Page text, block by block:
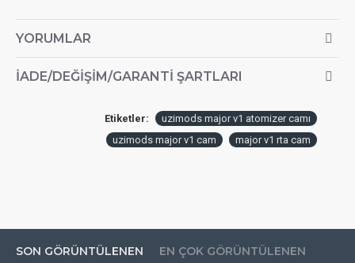
YORUMLAR
İADE/DEĞIŞIM/GARANTI ŞARTLARI
Etiketler:
uzimods major v1 atomizer camı
uzimods major v1 cam
major v1 rta cam
SON GÖRÜNTÜLENEN EN ÇOK GÖRÜNTÜLENEN